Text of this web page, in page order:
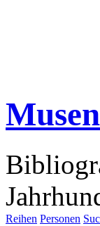
Reihen Personen